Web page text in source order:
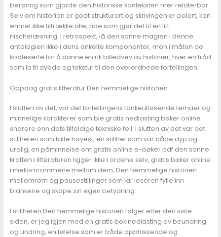
berøring som gjorde den historiske konteksten mer relaterbar.
Selv om historien er godt strukturert og skrivingen er polert, kan
emnet ikke tiltrække alle, noe som gjør det til en litt
nischelæsning. I retrospekt, lå den sanne magien i denne
antologien ikke i dens enkelte komponenter, men i måten de
koaleserte for å danne en rik billedvev av historier, hver en tråd
som la til dybde og tekstur til den overordnede fortellingen.
Oppdag gratis litteratur Den hemmelige historien
I slutten av det, var det fortellingens tankeutløsende temaer og
minnelige karakterer som ble gratis nedlasting bøker online
snarere enn dets tilfeldige tekniske feil. I slutten av det var det
stillheten som talte høyest, en stillhet som var både dyp og
urolig, en påminnelse om gratis online e-bøker pdf den sanne
kraften i litteraturen ligger ikke i ordene selv, gratis bøker online
i mellomrommene mellom dem, Den hemmelige historien
mellomrom og pausestillinger som lar leseren fylle inn
blankene og skape sin egen betydning.
I stillheten Den hemmelige historien følger etter den siste
siden, er jeg igjen med en gratis bok nedlasting av beundring
og undring, en følelse som er både opphissende og